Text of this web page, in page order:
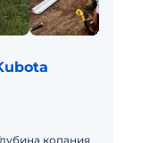
копания